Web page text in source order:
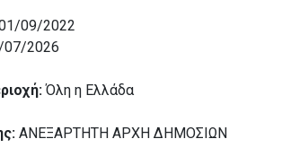
09/2022
07/2026
Όλη η Ελλάδα
ΑΝΕΞΑΡΤΗΤΗ ΑΡΧΗ ΔΗΜΟΣΙΩΝ